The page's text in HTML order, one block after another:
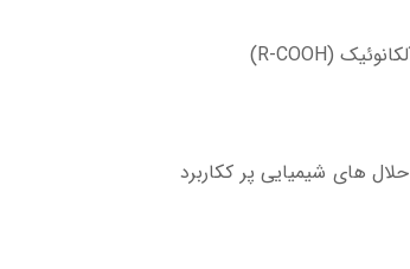
بسیار زیادی وججود دارد که ما در این مقاله به 5 مورد از حلال های شیمیایی پر ککاربرد